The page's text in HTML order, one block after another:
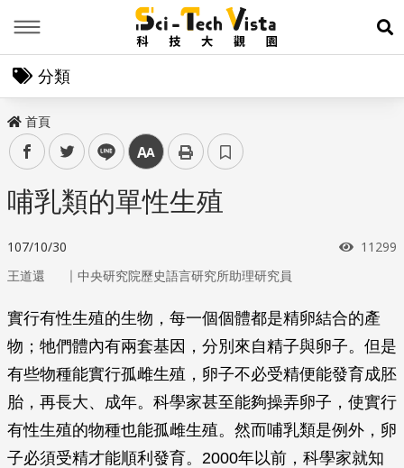
展
分類
首頁
facebooktwitter line 中
哺乳類的單性生殖
107/10/30 瀏覽次
11299
王道還 ｜ 中央研究院歷史語言研究所助理研究員
實行有性生殖的生物，每一個個體都是精卵結合的產
物；牠們體內有兩套基因，分別來自精子與卵子。但是
有些物種能實行孤雌生殖，卵子不必受精便能發育成胚
胎，再長大、成年。科學家甚至能夠操弄卵子，使實行
有性生殖的物種也能孤雌生殖。然而哺乳類是例外，卵
子必須受精才能順利發育。2000年以前，科學家就知